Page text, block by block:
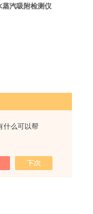
什么可以帮
蒸汽吸附检测仪